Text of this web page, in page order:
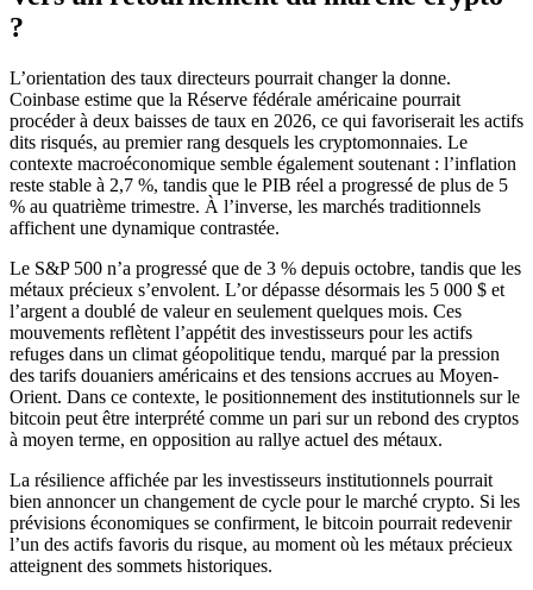
?
L’orientation des taux directeurs pourrait changer la donne.
Coinbase estime que la Réserve fédérale américaine pourrait
procéder à deux baisses de taux en 2026, ce qui favoriserait les actifs
dits risqués, au premier rang desquels les cryptomonnaies. Le
contexte macroéconomique semble également soutenant : l’inflation
reste stable à 2,7 %, tandis que le PIB réel a progressé de plus de 5
% au quatrième trimestre. À l’inverse, les marchés traditionnels
affichent une dynamique contrastée.
Le S&P 500 n’a progressé que de 3 % depuis octobre, tandis que les
métaux précieux s’envolent. L’or dépasse désormais les 5 000 $ et
l’argent a doublé de valeur en seulement quelques mois. Ces
mouvements reflètent l’appétit des investisseurs pour les actifs
refuges dans un climat géopolitique tendu, marqué par la pression
des tarifs douaniers américains et des tensions accrues au Moyen-
Orient. Dans ce contexte, le positionnement des institutionnels sur le
bitcoin peut être interprété comme un pari sur un rebond des cryptos
à moyen terme, en opposition au rallye actuel des métaux.
La résilience affichée par les investisseurs institutionnels pourrait
bien annoncer un changement de cycle pour le marché crypto. Si les
prévisions économiques se confirment, le bitcoin pourrait redevenir
l’un des actifs favoris du risque, au moment où les métaux précieux
atteignent des sommets historiques.